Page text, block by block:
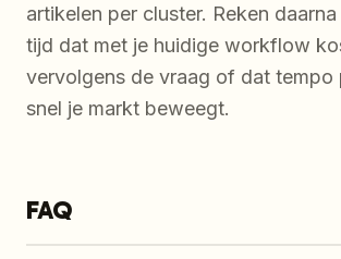
artikelen per cluster. Reken
tijd dat met je huidige workflow
vervolgens de vraag of dat tempo
snel je markt beweegt.
FAQ